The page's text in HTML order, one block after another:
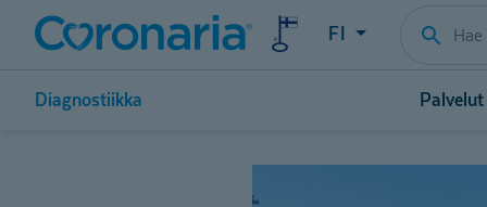
FI
Diagnostiikka Palvelut